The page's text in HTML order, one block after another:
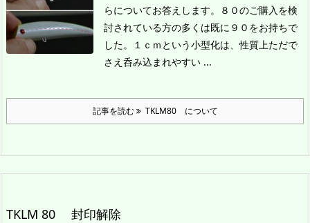
らについてお答えします。
８０のご購入を検
討されている方の多くは既に９０をお持ちで
した。１ｃｍという小型化は、性質上ただで
さえ呑み込まれやすい ...
記事を読む TKLM80 について
TKLM 80 封印解除